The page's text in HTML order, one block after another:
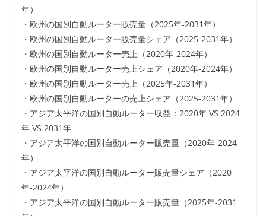
年）
・欧州の国別自動ルーター販売量（2025年-2031年）
・欧州の国別自動ルーター販売量シェア（2025-2031年）
・欧州の国別自動ルーター売上（2020年-2024年）
・欧州の国別自動ルーター売上シェア（2020年-2024年）
・欧州の国別自動ルーター売上（2025年-2031年）
・欧州の国別自動ルーターの売上シェア（2025-2031年）
・アジア太平洋の国別自動ルーター収益：2020年 VS 2024
年 VS 2031年
・アジア太平洋の国別自動ルーター販売量（2020年-2024
年）
・アジア太平洋の国別自動ルーター販売量シェア（2020
年-2024年）
・アジア太平洋の国別自動ルーター販売量（2025年-2031